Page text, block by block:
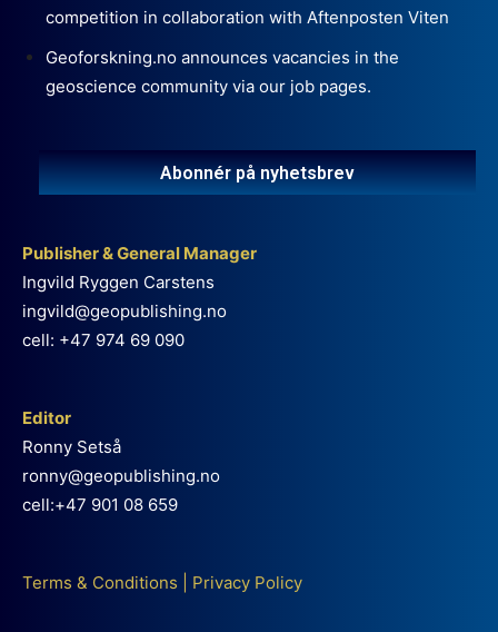
competition in collaboration with Aftenposten Viten
Geoforskning.no announces vacancies in the
geoscience community via our job pages.
Abonnér på nyhetsbrev
Publisher & General Manager
Ingvild Ryggen Carstens
ingvild@geopublishing.no
cell: +47 974 69 090
Editor
Ronny Setså
ronny@geopublishing.no
cell:+47 901 08 659
Terms & Conditions Privacy Policy